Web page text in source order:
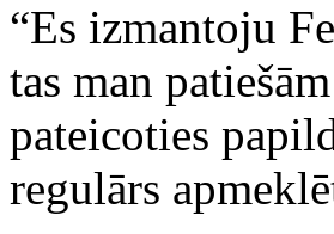
“Es izmantoju
tas man
pateicoties
regulārs